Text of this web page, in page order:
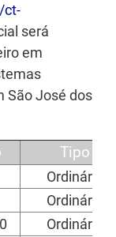
ct-
será
em
São José dos
Tipo
Ordinária
Ordinária
Ordinária